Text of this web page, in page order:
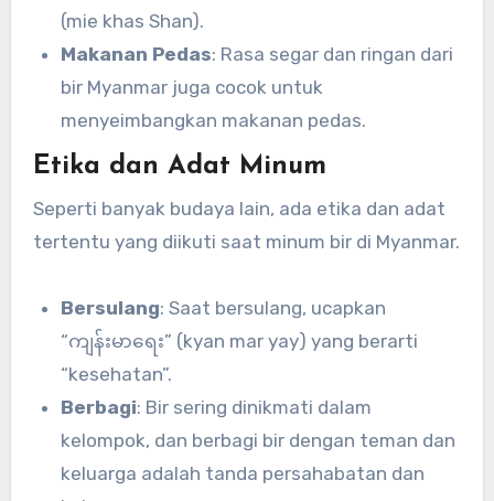
(mie khas Shan).
Makanan Pedas: Rasa segar dan ringan dari
bir Myanmar juga cocok untuk
menyeimbangkan makanan pedas.
Etika dan Adat Minum
Seperti banyak budaya lain, ada etika dan adat
tertentu yang diikuti saat minum bir di Myanmar.
Bersulang: Saat bersulang, ucapkan
“ကျန်းမာရေး” (kyan mar yay) yang berarti
“kesehatan”.
Berbagi: Bir sering dinikmati dalam
kelompok, dan berbagi bir dengan teman dan
keluarga adalah tanda persahabatan dan